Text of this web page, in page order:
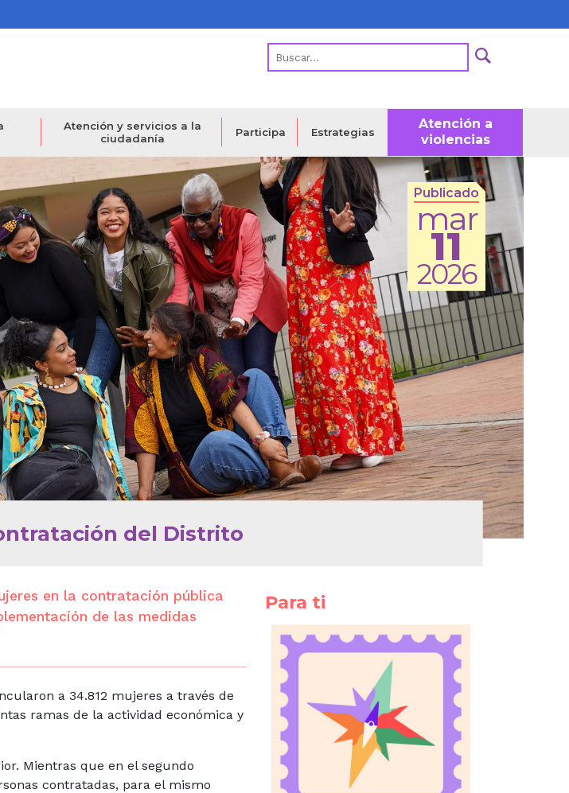
Atención y servicios a la
ciudadanía
Participa Estrategias
Atención a
violencias
Publicado
mar
11
2026
del Distrito
en la contratación pública
de las medidas
a 34.812 mujeres a través de
ramas de la actividad económica y
Mientras que en el segundo
contratadas, para el mismo
Para ti